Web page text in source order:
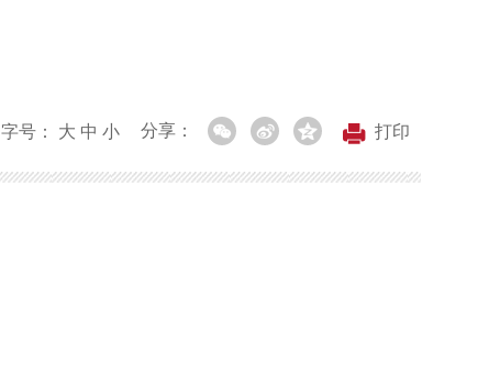
字号： 大 中 小 分享： 打印